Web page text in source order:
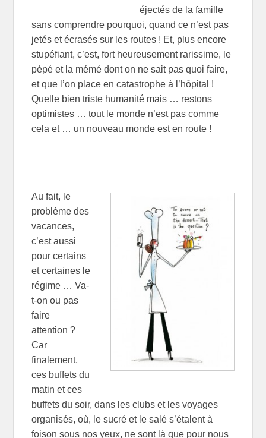
éjectés de la famille
sans comprendre pourquoi, quand ce n’est pas
jetés et écrasés sur les routes ! Et, plus encore
stupéfiant, c’est, fort heureusement rarissime, le
pépé et la mémé dont on ne sait pas quoi faire,
et que l’on place en catastrophe à l’hôpital !
Quelle bien triste humanité mais … restons
optimistes … tout le monde n’est pas comme
cela et … un nouveau monde est en route !
Au fait, le
problème des
vacances,
c’est aussi
pour certains
et certaines le
régime … Va-
t-on ou pas
faire
attention ?
Car
finalement,
ces buffets du
matin et ces
buffets du soir, dans les clubs et les voyages
organisés, où, le sucré et le salé s’étalent à
foison sous nos yeux, ne sont là que pour nous